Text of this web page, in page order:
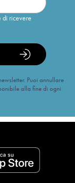
di ricevere
Puoi annullare
alla fine di ogni